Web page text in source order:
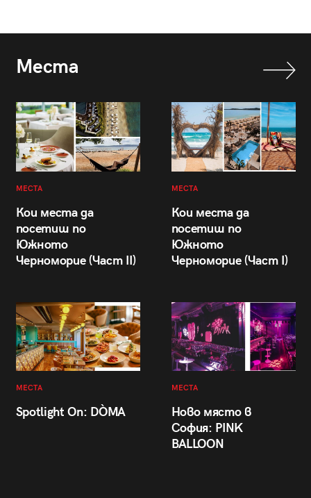
Места
МЕСТА
Кои места да
посетиш по
Южното
Черноморие (Част II)
МЕСТА
Кои места да
посетиш по
Южното
Черноморие (Част I)
МЕСТА
Spotlight On: DÒMA
МЕСТА
Ново място в
София: PINK
BALLOON